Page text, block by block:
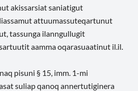
akissarsiat saniatigut
attuumassuteqartunut
tassunga ilanngullugit
aamma oqarasuaatinut il.il.
pisuni § 15, imm. 1-mi
suliap qanoq annertutiginera